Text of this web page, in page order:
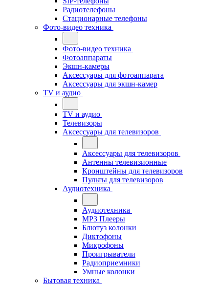
Радиотелефоны
Стационарные телефоны
Фото-видео техника
Фото-видео техника
Фотоаппараты
Экшн-камеры
Аксессуары для фотоаппарата
Аксессуары для экшн-камер
TV и аудио
TV и аудио
Телевизоры
Аксессуары для телевизоров
Аксессуары для телевизоров
Антенны телевизионные
Кронштейны для телевизоров
Пульты для телевизоров
Аудиотехника
Аудиотехника
MP3 Плееры
Блютуз колонки
Диктофоны
Микрофоны
Проигрыватели
Радиоприемники
Умные колонки
Бытовая техника